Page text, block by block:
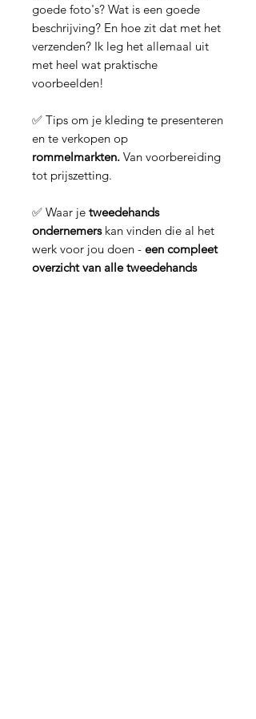
goede foto's? Wat is een goede
beschrijving? En hoe zit dat met het
verzenden? Ik leg het allemaal uit
met heel wat praktische
voorbeelden!
✅ Tips om je kleding te presenteren
en te verkopen op
rommelmarkten. Van voorbereiding
tot prijszetting.
✅ Waar je tweedehands
ondernemers kan vinden die al het
werk voor jou doen - een compleet
overzicht van alle tweedehands